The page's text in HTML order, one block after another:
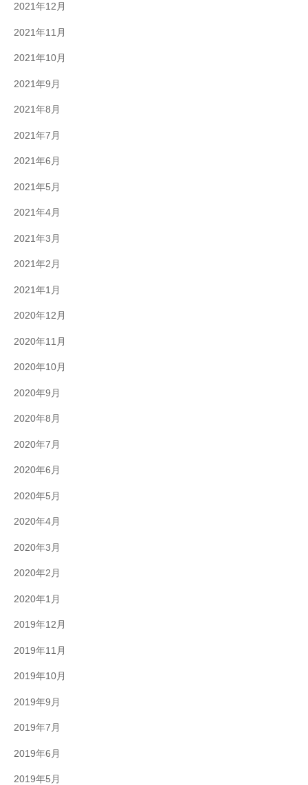
2021年12月
2021年11月
2021年10月
2021年9月
2021年8月
2021年7月
2021年6月
2021年5月
2021年4月
2021年3月
2021年2月
2021年1月
2020年12月
2020年11月
2020年10月
2020年9月
2020年8月
2020年7月
2020年6月
2020年5月
2020年4月
2020年3月
2020年2月
2020年1月
2019年12月
2019年11月
2019年10月
2019年9月
2019年7月
2019年6月
2019年5月